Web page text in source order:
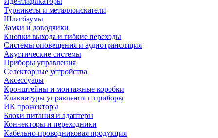
Турникеты и металлоискатели
Шлагбаумы
Замки и доводчики
Кнопки выхода и гибкие переходы
Системы оповещения и аудиотрансляция
Акустические системы
Приборы управления
Селекторные устройства
Аксессуары
Кронштейны и монтажные коробки
Клавиатуры управления и приборы
ИК прожекторы
Блоки питания и адаптеры
Коннекторы и переходники
Кабельно-проводниковая продукция